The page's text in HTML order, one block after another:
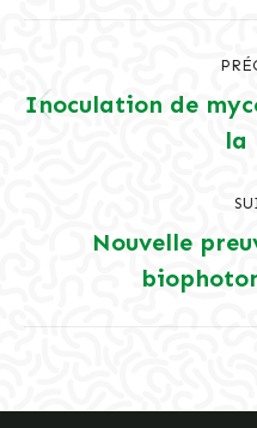
article
Inoculation de
la
Nouvelle